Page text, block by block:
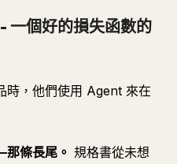
一個好的損失函數的
時，他們使用 Agent 來在
條長尾。 規格書從未想